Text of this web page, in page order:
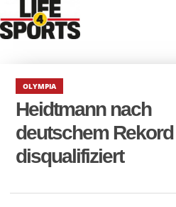
OLYMPIA
Heidtmann nach
deutschem Rekord
disqualifiziert